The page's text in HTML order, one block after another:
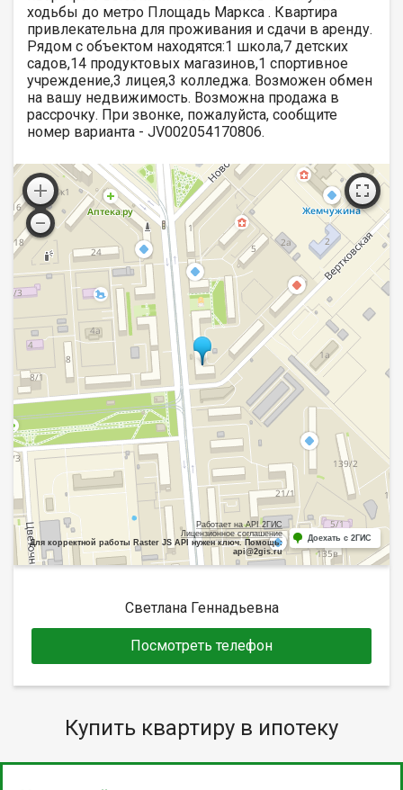
ходьбы до метро Площадь Маркса . Квартира
привлекательна для проживания и сдачи в аренду.
Рядом с объектом находятся:1 школа,7 детских
садов,14 продуктовых магазинов,1 спортивное
учреждение,3 лицея,3 колледжа. Возможен обмен
на вашу недвижимость. Возможна продажа в
рассрочку. При звонке, пожалуйста, сообщите
номер варианта - JV002054170806.
Работает на API 2ГИС
Лицензионное соглашение
Для корректной работы Raster JS API нужен ключ. Помощь:
api@2gis.ru
Доехать с 2ГИС
Светлана Геннадьевна
Посмотреть телефон
Купить квартиру в ипотеку